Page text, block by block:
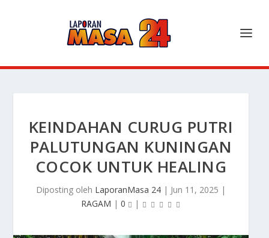
KEINDAHAN CURUG PUTRI
PALUTUNGAN KUNINGAN
COCOK UNTUK HEALING
Diposting oleh LaporanMasa 24 | Jun 11, 2025 |
RAGAM | 0 |